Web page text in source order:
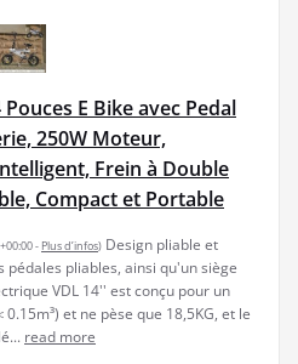
E Bike avec Pedal
250W Moteur,
Frein à Double
Compact et Portable
- Plus d’infos) Design pliable et
pédales pliables, ainsi qu'un siège
VDL 14'' est conçu pour un
et ne pèse que 18,5KG, et le
read more